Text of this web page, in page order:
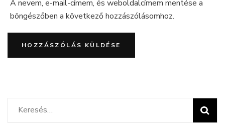
A nevem, e-mail-címem, és weboldalcímem mentése a
böngészőben a következő hozzászólásomhoz.
Keresés: